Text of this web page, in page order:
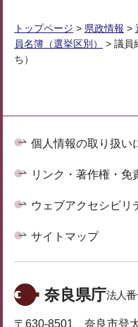
トップページ > 県政情報 >
員名簿（選挙区別）
> 議員
ち）
個人情報の取り扱い
リンク・著作権・免
ウェブアクセシビリ
サイトマップ
奈良県庁法人番
〒630-8501 奈良市登